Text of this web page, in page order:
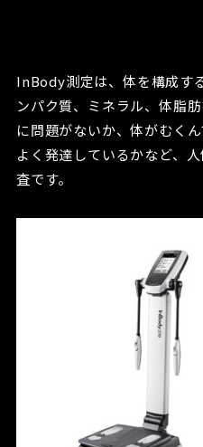
InBody測定は、体を構成す
ンパク質、ミネラル、体脂
に問題がないか、体がむく
よく発達しているかなど、
査です。